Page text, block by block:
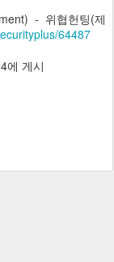
- 위협헌팅(제
64487
에 게시